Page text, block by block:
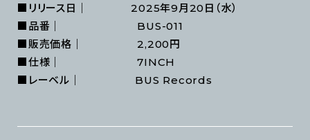
■リリース日｜ 2025年9月20日（水）
■品番｜ BUS-011
■販売価格｜ 2,200円
■仕様｜ 7INCH
■レーベル｜ BUS Records